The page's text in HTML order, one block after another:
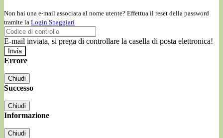
Non hai una e-mail associata al nome utente? Effettua il reset della password
tramite la Login Spaggiari
E-mail inviata, si prega di controllare la casella di posta elettronica!
Errore
Chiudi
Successo
Chiudi
Informazione
Chiudi